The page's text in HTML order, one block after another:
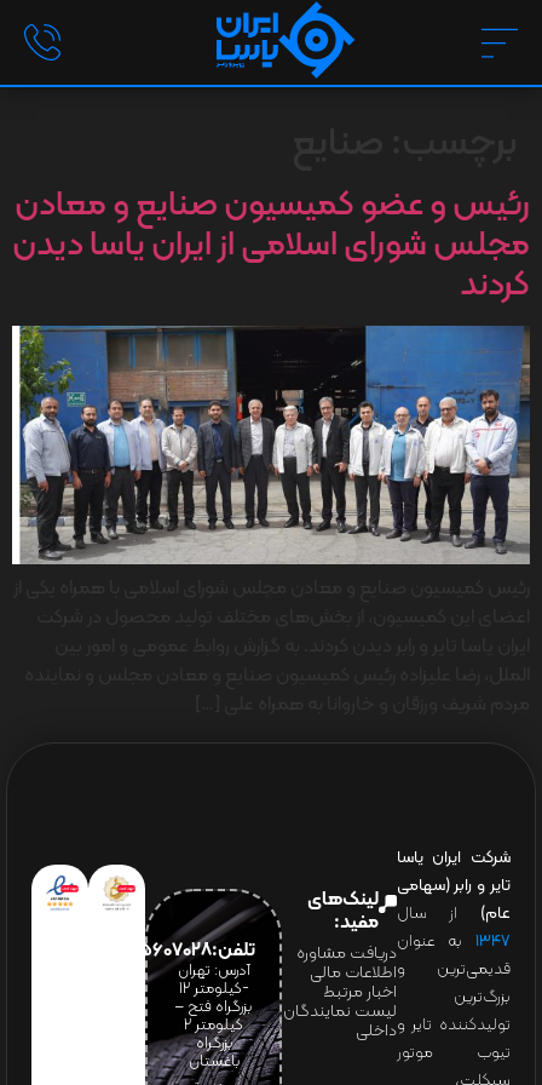
رئیس و عضو کمیسیون صنایع و معادن
مجلس شورای اسلامی از ایران یاسا دیدن
کردند
شرکت ایران یاسا
تایر و رابر (سهامی
عام) از سال
۱۳۴۷ به عنوان
قدیمی‌ترین و
بزرگ‌ترین
تولیدکننده تایر و
تیوب موتور
لینک‌های
مفید:
دریافت مشاوره
اطلاعات مالی
اخبار مرتبط
لیست نمایندگان
داخلی
تلفن:65607028(021)
آدرس: تهران
-کیلومتر 12
بزرگراه فتح –
کیلومتر ۲
بزرگراه
باغستان